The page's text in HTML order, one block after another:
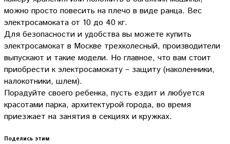
можно просто повесить на плечо в виде ранца. Вес
электросамоката от 10 до 40 кг.
Для безопасности и удобства вы можете купить
электросамокат в Москве трехколесный, производители
выпускают и такие модели. Но главное, что вам стоит
приобрести к электросамокату – защиту (наколенники,
налокотники, шлем).
Порадуйте своего ребенка, пусть ездит и любуется
красотами парка, архитектурой города, во время
приезжает на занятия в секциях и кружках.
Поделись этим